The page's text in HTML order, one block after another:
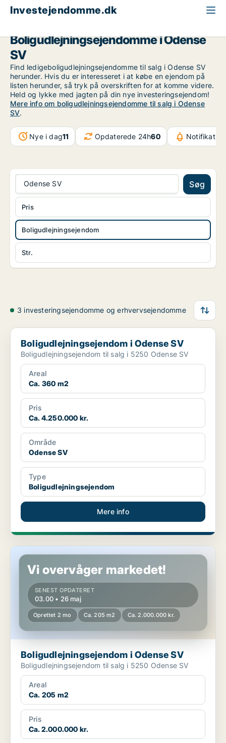
Investejendomme.dk
Boligudlejningsejendomme i Odense
SV
Find ledigeboligudlejningsejendomme til salg i Odense SV
herunder. Hvis du er interesseret i at købe en ejendom på
listen herunder, så tryk på overskriften for at komme videre.
Held og lykke med jagten på din nye investeringsejendom!
Mere info om boligudlejningsejendomme til salg i Odense
SV.
Nye i dag11 Opdaterede 24h60
Odense SV Søg
Boligudlejningsejendom
Str.
Pris
3 investeringsejendomme og erhvervsejendomme
Boligudlejningsejendom i Odense SV
Boligudlejningsejendom i Odense SV
Boligudlejningsejendom til salg i 5250 Odense SV
Areal
Ca. 360 m2
Pris
Ca. 4.250.000 kr.
Område
Odense SV
Type
Boligudlejningsejendom
Mere info
Boligudlejningsejendom i Odense SV
Vi overvåger markedet!
SENEST OPDATERET
03.00 • 26 maj
Oprettet 2 mo Ca. 205 m2 Ca. 2.000.000 kr.
Boligudlejningsejendom i Odense SV
Boligudlejningsejendom til salg i 5250 Odense SV
Areal
Ca. 205 m2
Pris
Ca. 2.000.000 kr.